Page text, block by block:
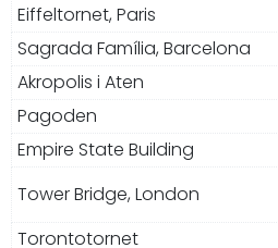
Eiffeltornet, Paris
Sagrada Família, Barcelona
Akropolis i Aten
Pagoden
Empire State Building
Tower Bridge, London
Torontotornet